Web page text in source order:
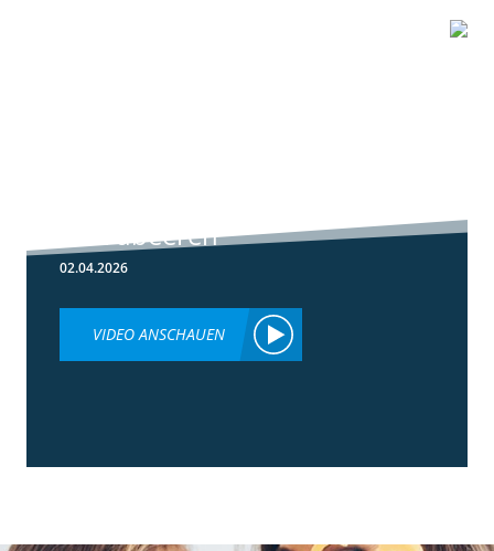
in Erdbeeren
02.04.2026
VIDEO ANSCHAUEN